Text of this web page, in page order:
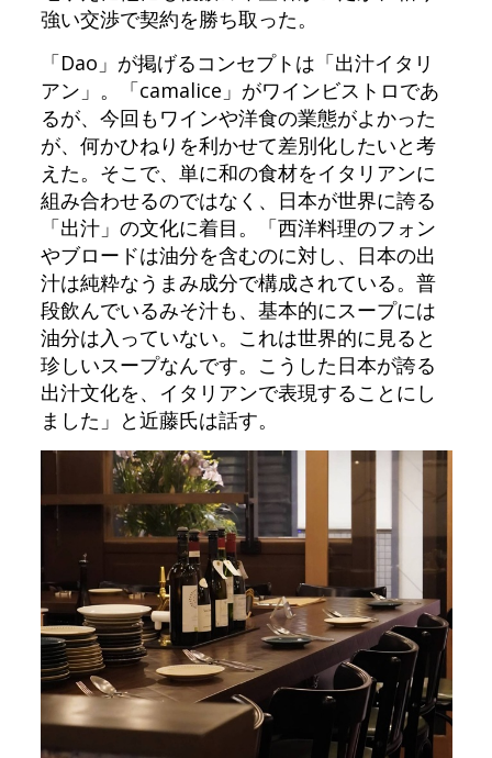
強い交渉で契約を勝ち取った。
「Dao」が掲げるコンセプトは「出汁イタリ
アン」。「camalice」がワインビストロであ
るが、今回もワインや洋食の業態がよかった
が、何かひねりを利かせて差別化したいと考
えた。そこで、単に和の食材をイタリアンに
組み合わせるのではなく、日本が世界に誇る
「出汁」の文化に着目。「西洋料理のフォン
やブロードは油分を含むのに対し、日本の出
汁は純粋なうまみ成分で構成されている。普
段飲んでいるみそ汁も、基本的にスープには
油分は入っていない。これは世界的に見ると
珍しいスープなんです。こうした日本が誇る
出汁文化を、イタリアンで表現することにし
ました」と近藤氏は話す。